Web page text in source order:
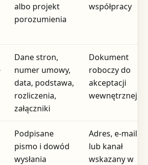
albo projekt
porozumienia
współpracy
Dane stron,
numer umowy,
data, podstawa,
rozliczenia,
załączniki
Dokument
roboczy do
akceptacji
wewnętrznej
Podpisane
pismo i dowód
wysłania
Adres, e-mail
lub kanał
wskazany w